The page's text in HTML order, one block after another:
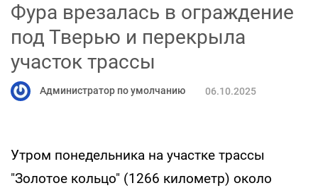
Фура врезалась в ограждение
под Тверью и перекрыла
участок трассы
Администратор по умолчанию 06.10.2025
Утром понедельника на участке трассы
"Золотое кольцо" (1266 километр) около